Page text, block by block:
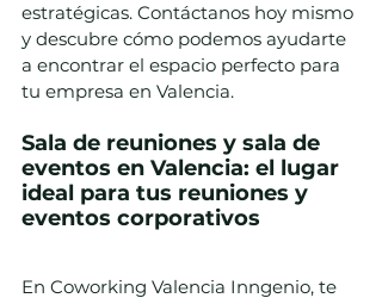
estratégicas. Contáctanos hoy mismo
y descubre cómo podemos ayudarte
a encontrar el espacio perfecto para
tu empresa en Valencia.
Sala de reuniones y sala de
eventos en Valencia: el lugar
ideal para tus reuniones y
eventos corporativos
En Coworking Valencia Inngenio, te